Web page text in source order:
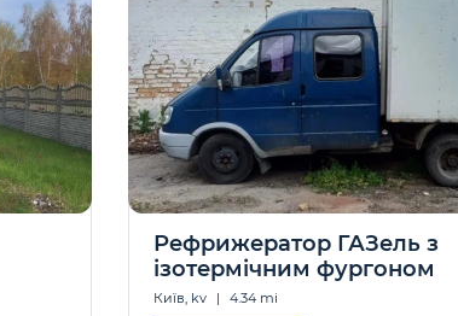
Рефрижератор ГАЗель з
ізотермічним фургоном
Київ, kv | 4.34 mi